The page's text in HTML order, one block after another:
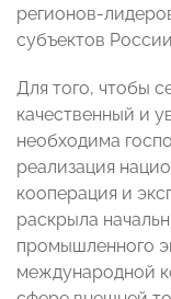
регионов-
субъектов
Для того, чтобы
качественный и
необходима
реализация
кооперация и
раскрыла
промышленного
международной